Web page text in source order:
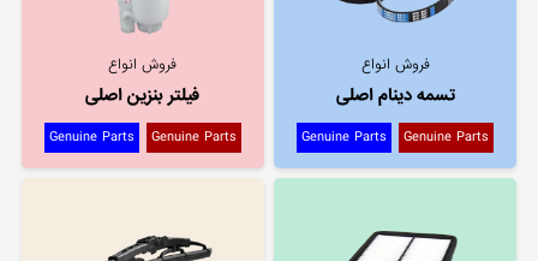
فروش انواع
تسمه دینام اصلی
Genuine Parts
Genuine Parts
فروش انواع
فیلتر بنزین اصلی
Genuine Parts
Genuine Parts